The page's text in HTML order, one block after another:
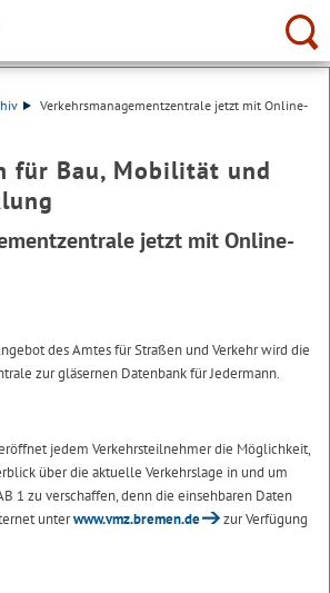
Verkehrsmanagementzentrale jetzt mit Online-
für Bau, Mobilität und
jetzt mit Online-
des Amtes für Straßen und Verkehr wird die
zur gläsernen Datenbank für Jedermann.
jedem Verkehrsteilnehmer die Möglichkeit,
über die aktuelle Verkehrslage in und um
1 zu verschaffen, denn die einsehbaren Daten
unterwww.vmz.bremen.de
zur Verfügung